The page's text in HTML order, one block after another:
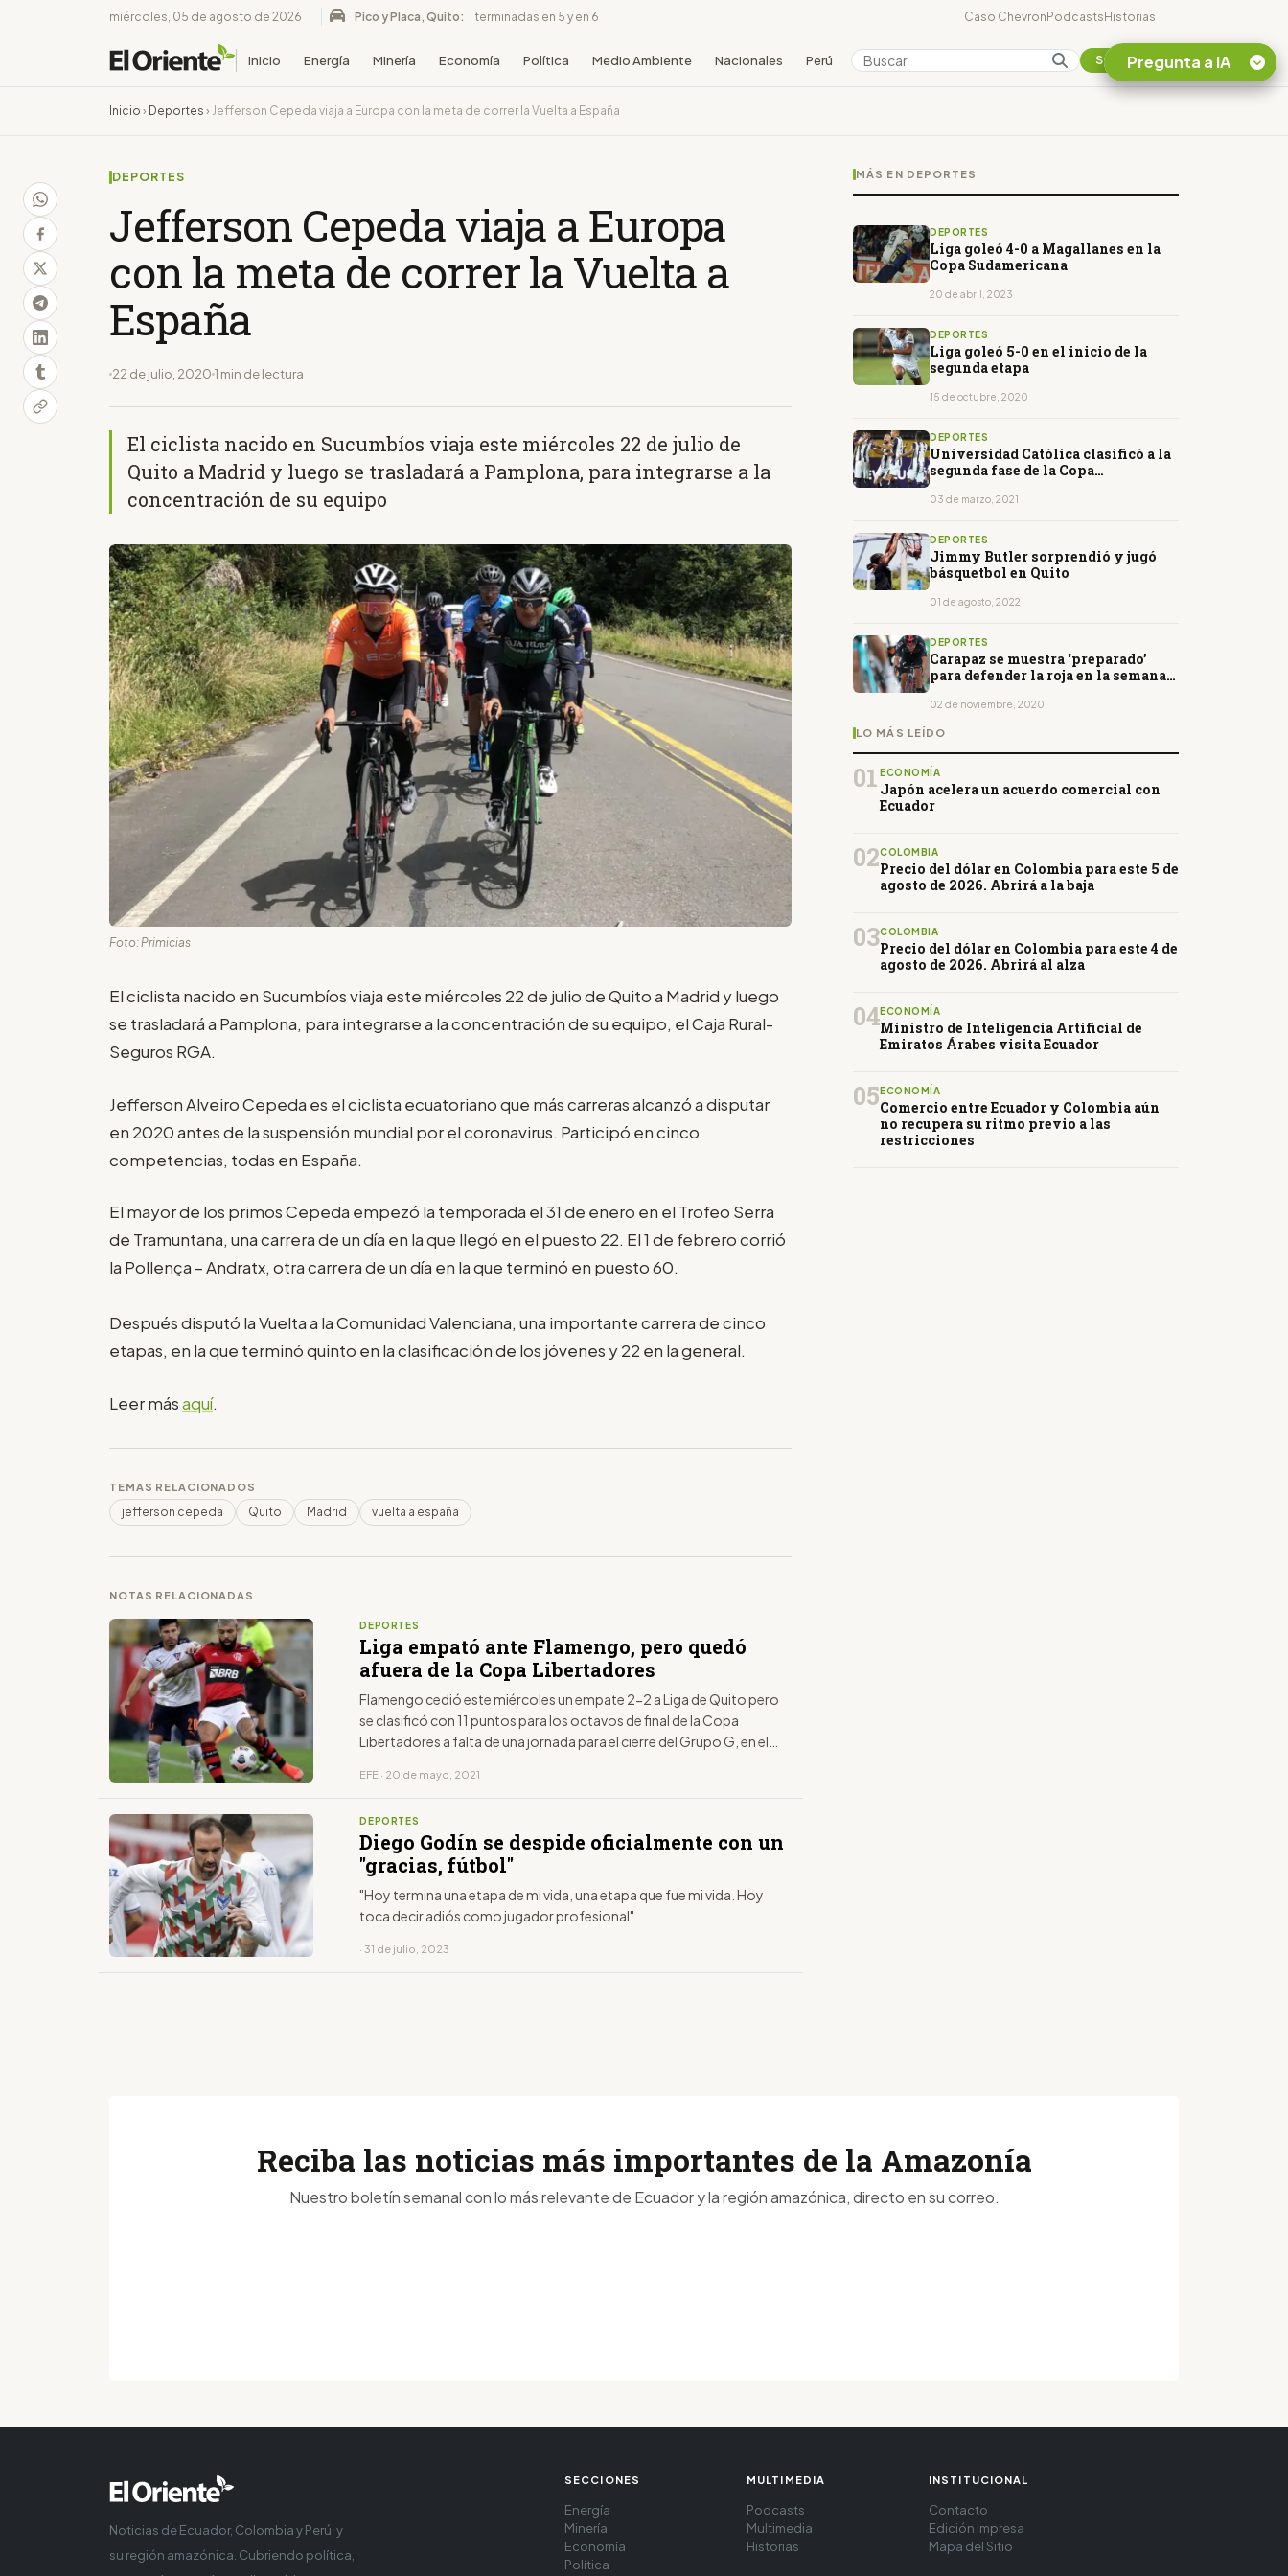
miércoles, 05 de agosto de 2026 Pico y Placa, Quito: terminadas en 5 y en 6 Caso ChevronPodcastsHistorias
Inicio Energía Minería Economía Política Medio Ambiente Nacionales Perú Colombia Suscribirse
Inicio › Deportes › Jefferson Cepeda viaja a Europa con la meta de correr la Vuelta a España
DEPORTES
Jefferson Cepeda viaja a Europa
con la meta de correr la Vuelta a
España
22 de julio, 2020 1 min de lectura
El ciclista nacido en Sucumbíos viaja este miércoles 22 de julio de
Quito a Madrid y luego se trasladará a Pamplona, para integrarse a la
concentración de su equipo
Foto: Primicias
El ciclista nacido en Sucumbíos viaja este miércoles 22 de julio de Quito a Madrid y luego
se trasladará a Pamplona, para integrarse a la concentración de su equipo, el Caja Rural-
Seguros RGA.
Jefferson Alveiro Cepeda es el ciclista ecuatoriano que más carreras alcanzó a disputar
en 2020 antes de la suspensión mundial por el coronavirus. Participó en cinco
competencias, todas en España.
El mayor de los primos Cepeda empezó la temporada el 31 de enero en el Trofeo Serra
de Tramuntana, una carrera de un día en la que llegó en el puesto 22. El 1 de febrero corrió
la Pollença – Andratx, otra carrera de un día en la que terminó en puesto 60.
Después disputó la Vuelta a la Comunidad Valenciana, una importante carrera de cinco
etapas, en la que terminó quinto en la clasificación de los jóvenes y 22 en la general.
Leer másaquí.
TEMAS RELACIONADOS
jefferson cepeda Quito Madrid vuelta a españa
NOTAS RELACIONADAS
DEPORTES
Liga empató ante Flamengo, pero quedó
afuera de la Copa Libertadores
Flamengo cedió este miércoles un empate 2-2 a Liga de Quito pero
se clasificó con 11 puntos para los octavos de final de la Copa
Libertadores a falta de una jornada para el cierre del Grupo G, en el
EFE · 20 de mayo, 2021
DEPORTES
Diego Godín se despide oficialmente con un
"gracias, fútbol"
"Hoy termina una etapa de mi vida, una etapa que fue mi vida. Hoy
toca decir adiós como jugador profesional"
· 31 de julio, 2023
MÁS EN DEPORTES
DEPORTES
Liga goleó 4-0 a Magallanes en la
Copa Sudamericana
20 de abril, 2023
DEPORTES
Liga goleó 5-0 en el inicio de la
segunda etapa
15 de octubre, 2020
DEPORTES
Universidad Católica clasificó a la
segunda fase de la Copa
03 de marzo, 2021
DEPORTES
Jimmy Butler sorprendió y jugó
básquetbol en Quito
01 de agosto, 2022
DEPORTES
Carapaz se muestra ‘preparado’
para defender la roja en la semana
02 de noviembre, 2020
LO MÁS LEÍDO
01 ECONOMÍA
Japón acelera un acuerdo comercial con
Ecuador
02COLOMBIA
Precio del dólar en Colombia para este 5 de
agosto de 2026. Abrirá a la baja
03COLOMBIA
Precio del dólar en Colombia para este 4 de
agosto de 2026. Abrirá al alza
04ECONOMÍA
Ministro de Inteligencia Artificial de
Emiratos Árabes visita Ecuador
05 ECONOMÍA
Comercio entre Ecuador y Colombia aún
no recupera su ritmo previo a las
restricciones
Pregunta a IA
Reciba las noticias más importantes de la Amazonía
Nuestro boletín semanal con lo más relevante de Ecuador y la región amazónica, directo en su correo.
Noticias de Ecuador, Colombia y Perú, y
su región amazónica. Cubriendo política,
SECCIONES
Energía
Minería
Economía
Política
MULTIMEDIA
Podcasts
Multimedia
Historias
INSTITUCIONAL
Contacto
Edición Impresa
Mapa del Sitio